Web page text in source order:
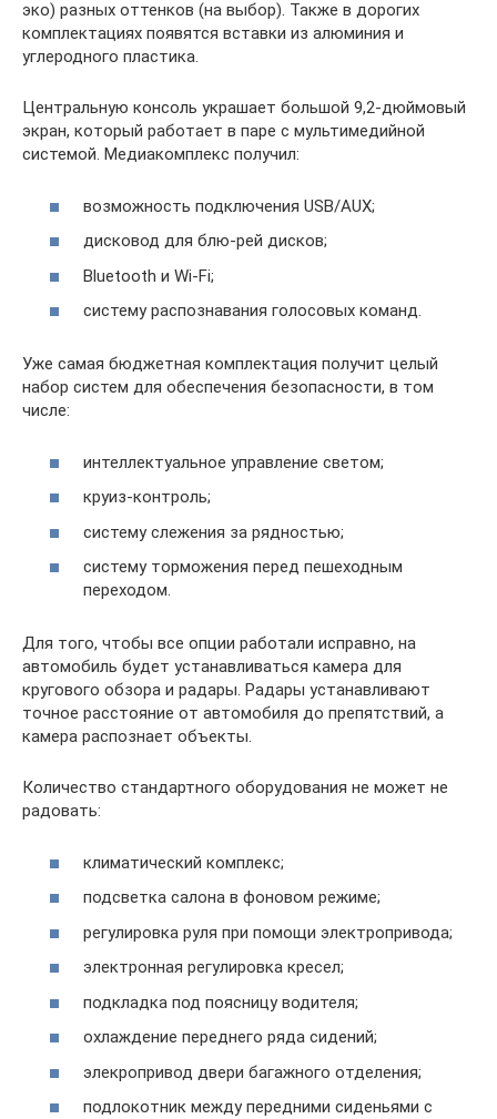
эко) разных оттенков (на выбор). Также в дорогих
комплектациях появятся вставки из алюминия и
углеродного пластика.
Центральную консоль украшает большой 9,2-дюймовый
экран, который работает в паре с мультимедийной
системой. Медиакомплекс получил:
возможность подключения USB/AUX;
дисковод для блю-рей дисков;
Bluetooth и Wi-Fi;
систему распознавания голосовых команд.
Уже самая бюджетная комплектация получит целый
набор систем для обеспечения безопасности, в том
числе:
интеллектуальное управление светом;
круиз-контроль;
систему слежения за рядностью;
систему торможения перед пешеходным
переходом.
Для того, чтобы все опции работали исправно, на
автомобиль будет устанавливаться камера для
кругового обзора и радары. Радары устанавливают
точное расстояние от автомобиля до препятствий, а
камера распознает объекты.
Количество стандартного оборудования не может не
радовать:
климатический комплекс;
подсветка салона в фоновом режиме;
регулировка руля при помощи электропривода;
электронная регулировка кресел;
подкладка под поясницу водителя;
охлаждение переднего ряда сидений;
элекропривод двери багажного отделения;
подлокотник между передними сиденьями с